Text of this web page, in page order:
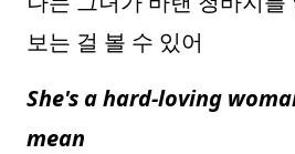
보는 걸 볼 수 있어
She's a hard-loving
mean